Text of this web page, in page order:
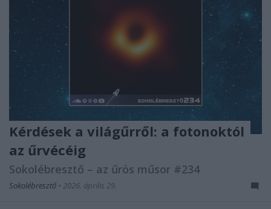
Kérdések a világűrről: a fotonoktól
az űrvécéig
Sokolébresztő – az űrös műsor #234
Sokolébresztő • 2026. április 29.